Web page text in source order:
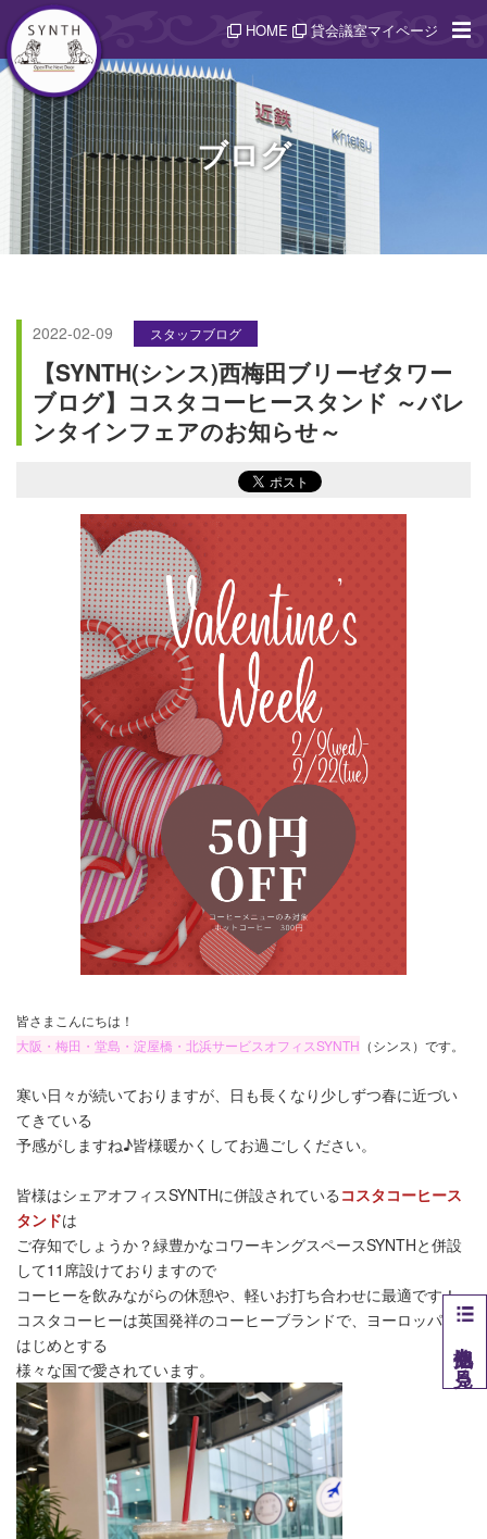
HOME 貸会議室マイページ
ブログ
2022-02-09 スタッフブログ
【SYNTH(シンス)西梅田ブリーゼタワー
ブログ】コスタコーヒースタンド ～バレ
ンタインフェアのお知らせ～
皆さまこんにちは！
大阪・梅田・堂島・淀屋橋・北浜サービスオフィスSYNTH （シンス）です​。
寒い日々が続いておりますが、日も長くなり少しずつ春に近づい
てきている
予感がしますね♪皆様暖かくしてお過ごしください。
皆様はシェアオフィスSYNTHに併設されている コスタコーヒース
タンドは
ご存知でしょうか？緑豊かなコワーキングスペースSYNTHと併設
して11席設けておりますので
コーヒーを飲みながらの休憩や、軽いお打ち合わせに最適です！
コスタコーヒーは英国発祥のコーヒーブランドで、ヨーロッパを
はじめとする
様々な国で愛されています。
他拠点を見る